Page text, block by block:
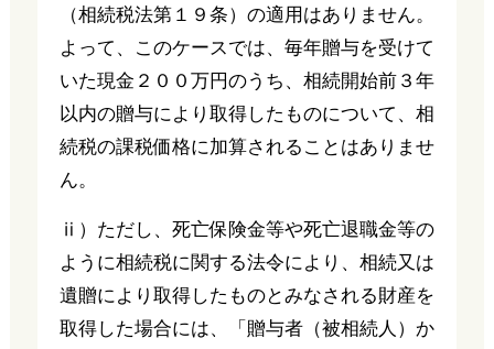
（相続税法第１９条）の適用はありません。
よって、このケースでは、毎年贈与を受けて
いた現金２００万円のうち、相続開始前３年
以内の贈与により取得したものについて、相
続税の課税価格に加算されることはありませ
ん。
ⅱ）ただし、死亡保険金等や死亡退職金等の
ように相続税に関する法令により、相続又は
遺贈により取得したものとみなされる財産を
取得した場合には、「贈与者（被相続人）か